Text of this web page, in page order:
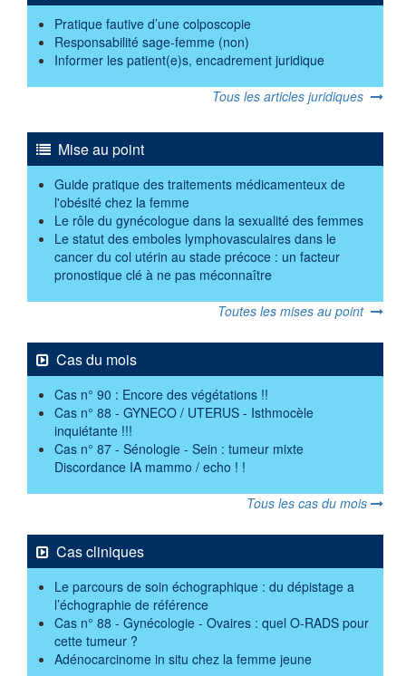
Pratique fautive d’une colposcopie
Responsabilité sage-femme (non)
Informer les patient(e)s, encadrement juridique
Tous les articles juridiques
Mise au point
Guide pratique des traitements médicamenteux de
l'obésité chez la femme
Le rôle du gynécologue dans la sexualité des femmes
Le statut des emboles lymphovasculaires dans le
cancer du col utérin au stade précoce : un facteur
pronostique clé à ne pas méconnaître
Toutes les mises au point
Cas du mois
Cas n° 90 : Encore des végétations !!
Cas n° 88 - GYNECO / UTERUS - Isthmocèle
inquiétante !!!
Cas n° 87 - Sénologie - Sein : tumeur mixte
Discordance IA mammo / echo ! !
Tous les cas du mois
Cas cliniques
Le parcours de soin échographique : du dépistage a
l’échographie de référence
Cas n° 88 - Gynécologie - Ovaires : quel O-RADS pour
cette tumeur ?
Adénocarcinome in situ chez la femme jeune